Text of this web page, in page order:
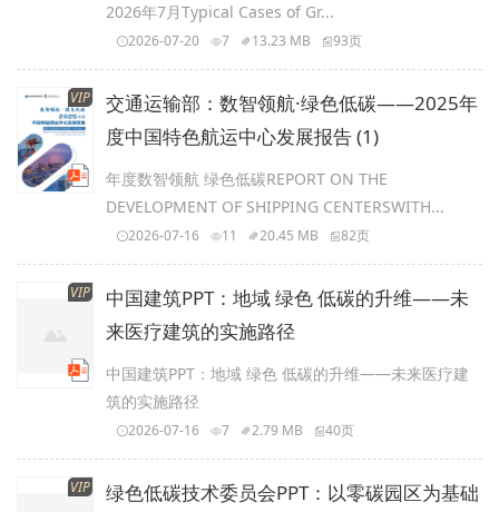
2026年7月Typical Cases of Gr...
2026-07-20 7 13.23 MB 93页
VIP
交通运输部：数智领航·绿色低碳——2025年
度中国特色航运中心发展报告 (1)
年度数智领航 绿色低碳REPORT ON THE
DEVELOPMENT OF SHIPPING CENTERSWITH...
2026-07-16 11 20.45 MB 82页
VIP
中国建筑PPT：地域 绿色 低碳的升维——未
来医疗建筑的实施路径
中国建筑PPT：地域 绿色 低碳的升维——未来医疗建
筑的实施路径
2026-07-16 7 2.79 MB 40页
VIP
绿色低碳技术委员会PPT：以零碳园区为基础